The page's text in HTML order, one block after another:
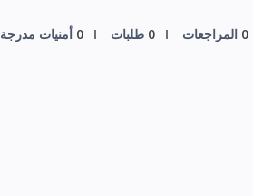
0 المراجعات 0 طلبات 0 أمنيات مدرجة